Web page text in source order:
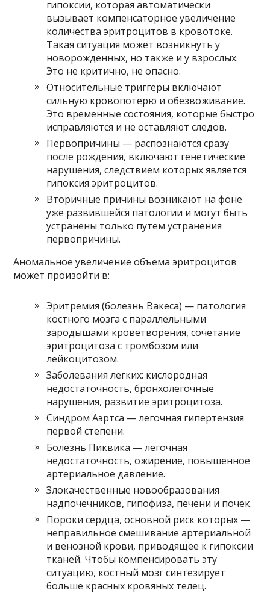
гипоксии, которая автоматически
вызывает компенсаторное увеличение
количества эритроцитов в кровотоке.
Такая ситуация может возникнуть у
новорожденных, но также и у взрослых.
Это не критично, не опасно.
Относительные триггеры включают
сильную кровопотерю и обезвоживание.
Это временные состояния, которые быстро
исправляются и не оставляют следов.
Первопричины — распознаются сразу
после рождения, включают генетические
нарушения, следствием которых является
гипоксия эритроцитов.
Вторичные причины возникают на фоне
уже развившейся патологии и могут быть
устранены только путем устранения
первопричины.
Аномальное увеличение объема эритроцитов
может произойти в:
Эритремия (болезнь Вакеса) — патология
костного мозга с параллельными
зародышами кроветворения, сочетание
эритроцитоза с тромбозом или
лейкоцитозом.
Заболевания легких: кислородная
недостаточность, бронхолегочные
нарушения, развитие эритроцитоза.
Синдром Аэртса — легочная гипертензия
первой степени.
Болезнь Пиквика — легочная
недостаточность, ожирение, повышенное
артериальное давление.
Злокачественные новообразования
надпочечников, гипофиза, печени и почек.
Пороки сердца, основной риск которых —
неправильное смешивание артериальной
и венозной крови, приводящее к гипоксии
тканей. Чтобы компенсировать эту
ситуацию, костный мозг синтезирует
больше красных кровяных телец.